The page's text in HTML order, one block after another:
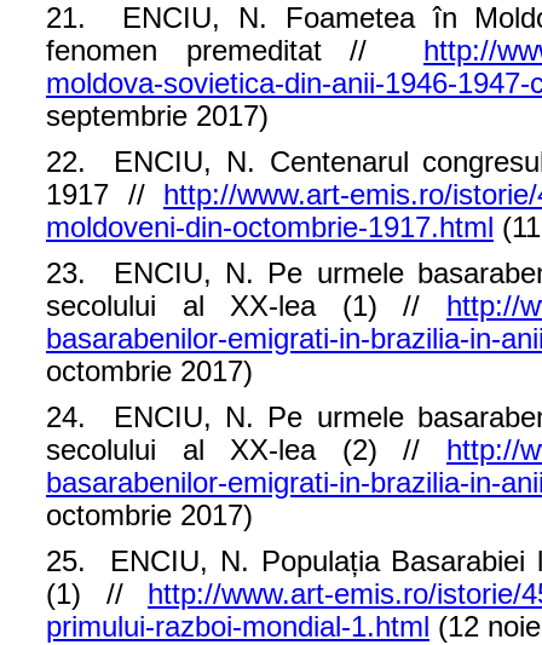
21. ENCIU, N. Foametea în
fenomen premeditat // http://
moldova-sovietica-din-anii-1946-
septembrie 2017)
22. ENCIU, N. Centenarul
1917 // http://www.art-emis.ro/
moldoveni-din-octombrie-1917.html
23. ENCIU, N. Pe urmele
secolului al XX-lea (1) // http://
basarabenilor-emigrati-in-brazilia-in-
octombrie 2017)
24. ENCIU, N. Pe urmele
secolului al XX-lea (2) // http://
basarabenilor-emigrati-in-brazilia-in-
octombrie 2017)
25. ENCIU, N. Populația Basarabiei
(1) //
http://www.art-emis.ro/istorie/
primului-razboi-mondial-1.html (12